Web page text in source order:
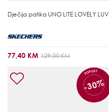
Dječija patika UNO LITE LOVELY LUV
77,40 KM 129,00 KM
POPUST
-30%